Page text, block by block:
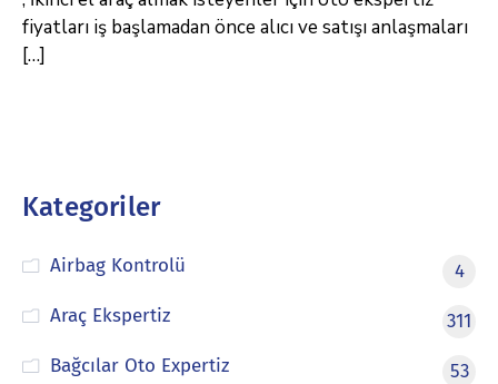
fiyatları iş başlamadan önce alıcı ve satışı anlaşmaları
[…]
Kategoriler
Airbag Kontrolü
4
Araç Ekspertiz
311
Bağcılar Oto Expertiz
53